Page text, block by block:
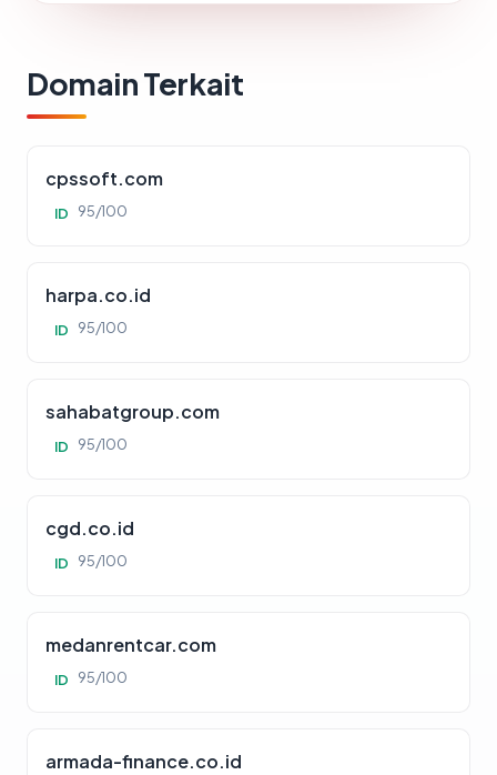
Domain Terkait
cpssoft.com
ID 95/100
harpa.co.id
ID 95/100
sahabatgroup.com
ID 95/100
cgd.co.id
ID 95/100
medanrentcar.com
ID 95/100
armada-finance.co.id